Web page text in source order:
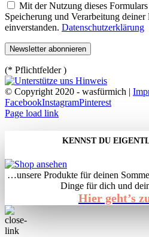
Mit der Nutzung dieses
Speicherung und Verarbeitung
einverstanden. Datenschutzerklärung
(* Pflichtfelder )
© Copyright 2020 - wasfürmich |
FacebookInstagramPinterest
Page load link
KENNST DU
…unsere Produkte für deinen
Dinge für dich und
Hier geht’s